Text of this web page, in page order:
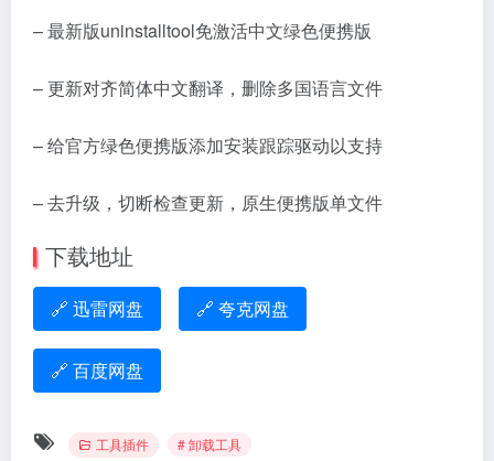
– 最新版uninstalltool免激活中文绿色便携版
– 更新对齐简体中文翻译，删除多国语言文件
– 给官方绿色便携版添加安装跟踪驱动以支持
– 去升级，切断检查更新，原生便携版单文件
下载地址
🔗 迅雷网盘 🔗 夸克网盘
🔗 百度网盘
工具插件 # 卸载工具